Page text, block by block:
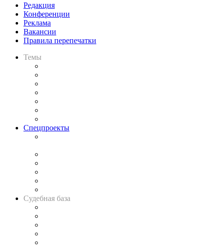
Редакция
Конференции
Реклама
Вакансии
Правила перепечатки
Темы
Спецпроекты
Судебная база